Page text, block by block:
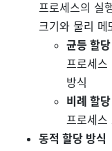
프로세스의 실
크기와 물리 메
균등 할당
프로세스
방식
비례 할당
프로세스
동적 할당 방식